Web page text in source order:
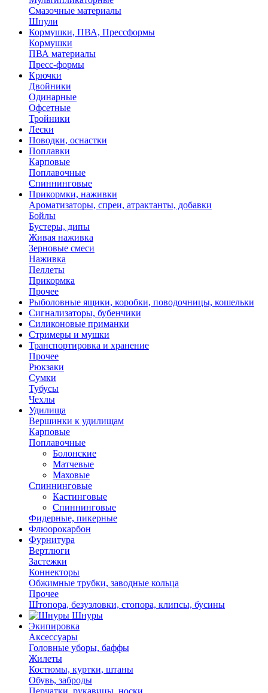
Смазочные материалы
Шпули
Кормушки, ПВА, Прессформы
Кормушки
ПВА материалы
Пресс-формы
Крючки
Двойники
Одинарные
Офсетные
Тройники
Лески
Поводки, оснастки
Поплавки
Карповые
Поплавочные
Спиннинговые
Прикормки, наживки
Ароматизаторы, спреи, атрактанты, добавки
Бойлы
Бустеры, дипы
Живая наживка
Зерновые смеси
Наживка
Пеллеты
Прикормка
Прочее
Рыболовные ящики, коробки, поводочницы, кошельки
Сигнализаторы, бубенчики
Силиконовые приманки
Стримеры и мушки
Транспортировка и хранение
Прочее
Рюкзаки
Сумки
Тубусы
Чехлы
Удилища
Вершинки к удилищам
Карповые
Поплавочные
Болонские
Матчевые
Маховые
Спиннинговые
Кастинговые
Спиннинговые
Фидерные, пикерные
Флюорокарбон
Фурнитура
Вертлюги
Застежки
Коннекторы
Обжимные трубки, заводные кольца
Прочее
Штопора, безузловки, стопора, клипсы, бусины
Шнуры
Экипировка
Аксессуары
Головные уборы, баффы
Жилеты
Костюмы, куртки, штаны
Обувь, заброды
Перчатки, рукавицы, носки